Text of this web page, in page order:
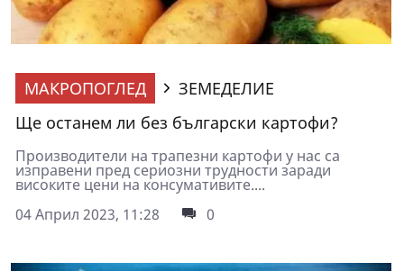
МАКРОПОГЛЕД
ЗЕМЕДЕЛИЕ
Ще останем ли без български картофи?
Производители на трапезни картофи у нас са
изправени пред сериозни трудности заради
високите цени на консумативите....
04 Април 2023, 11:28
0